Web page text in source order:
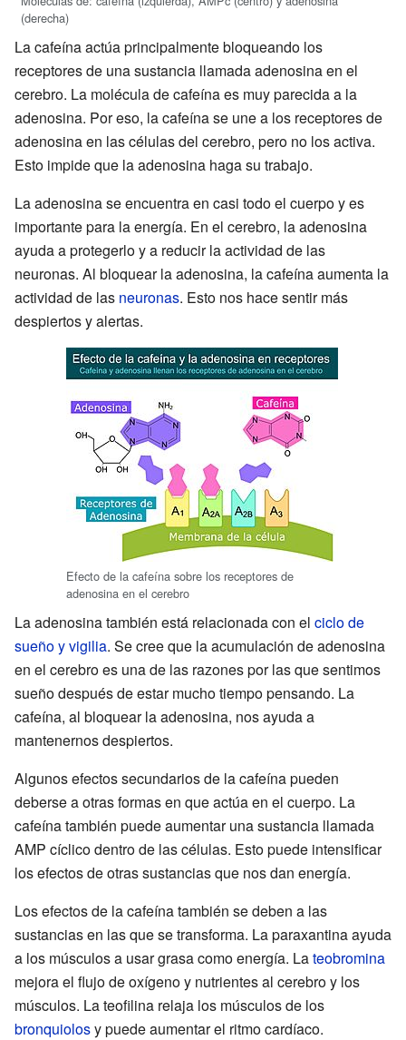
(derecha)
La cafeína actúa principalmente bloqueando los
receptores de una sustancia llamada adenosina en el
cerebro. La molécula de cafeína es muy parecida a la
adenosina. Por eso, la cafeína se une a los receptores de
adenosina en las células del cerebro, pero no los activa.
Esto impide que la adenosina haga su trabajo.
La adenosina se encuentra en casi todo el cuerpo y es
importante para la energía. En el cerebro, la adenosina
ayuda a protegerlo y a reducir la actividad de las
neuronas. Al bloquear la adenosina, la cafeína aumenta la
actividad de las neuronas. Esto nos hace sentir más
despiertos y alertas.
Efecto de la cafeína sobre los receptores de
adenosina en el cerebro
La adenosina también está relacionada con el ciclo de
sueño y vigilia. Se cree que la acumulación de adenosina
en el cerebro es una de las razones por las que sentimos
sueño después de estar mucho tiempo pensando. La
cafeína, al bloquear la adenosina, nos ayuda a
mantenernos despiertos.
Algunos efectos secundarios de la cafeína pueden
deberse a otras formas en que actúa en el cuerpo. La
cafeína también puede aumentar una sustancia llamada
AMP cíclico dentro de las células. Esto puede intensificar
los efectos de otras sustancias que nos dan energía.
Los efectos de la cafeína también se deben a las
sustancias en las que se transforma. La paraxantina ayuda
a los músculos a usar grasa como energía. Lateobromina
mejora el flujo de oxígeno y nutrientes al cerebro y los
músculos. La teofilina relaja los músculos de los
bronquiolosy puede aumentar el ritmo cardíaco.